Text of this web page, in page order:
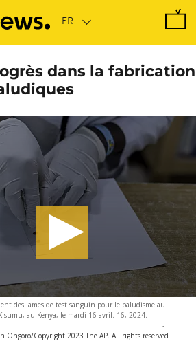
dans la fabrication
des lames de test sanguin pour le paludisme au
au Kenya, le mardi 16 avril. 16, 2024.
-
Ongoro/Copyright 2023 The AP. All rights reserved